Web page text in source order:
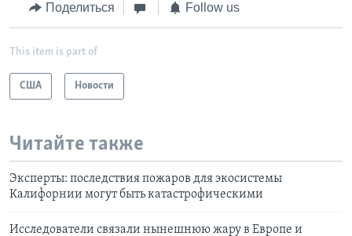
Поделиться Follow us
This item is part of
США Новости
Читайте также
Эксперты: последствия пожаров для экосистемы
Калифорнии могут быть катастрофическими
Исследователи связали нынешнюю жару в Европе и